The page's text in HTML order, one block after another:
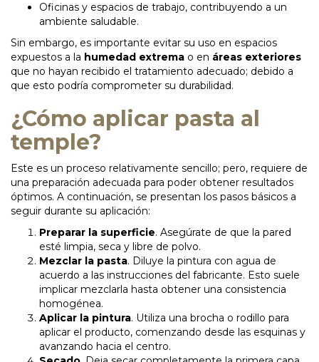
Oficinas y espacios de trabajo, contribuyendo a un
ambiente saludable.
Sin embargo, es importante evitar su uso en espacios
expuestos a la humedad extrema o en áreas exteriores
que no hayan recibido el tratamiento adecuado; debido a
que esto podría comprometer su durabilidad.
¿Cómo aplicar pasta al
temple?
Este es un proceso relativamente sencillo; pero, requiere de
una preparación adecuada para poder obtener resultados
óptimos. A continuación, se presentan los pasos básicos a
seguir durante su aplicación:
Preparar la superficie. Asegúrate de que la pared
esté limpia, seca y libre de polvo.
Mezclar la pasta. Diluye la pintura con agua de
acuerdo a las instrucciones del fabricante. Esto suele
implicar mezclarla hasta obtener una consistencia
homogénea.
Aplicar la pintura. Utiliza una brocha o rodillo para
aplicar el producto, comenzando desde las esquinas y
avanzando hacia el centro.